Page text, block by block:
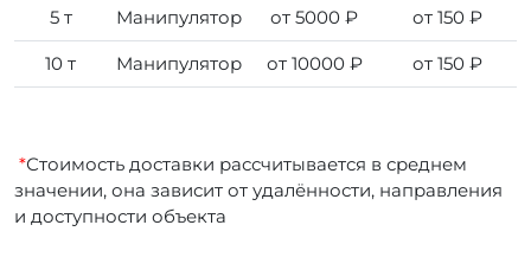
5 т Манипулятор от 5000 ₽ от 150 ₽
10 т Манипулятор от 10000 ₽ от 150 ₽
*Стоимость доставки рассчитывается в среднем
значении, она зависит от удалённости, направления
и доступности объекта